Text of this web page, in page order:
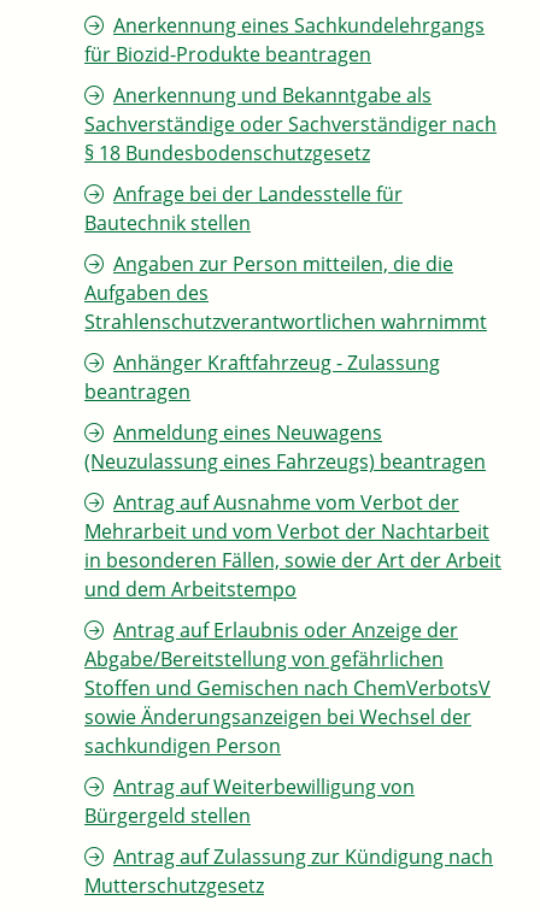
Anerkennung eines Sachkundelehrgangs
für Biozid-Produkte beantragen
Anerkennung und Bekanntgabe als
Sachverständige oder Sachverständiger nach
§ 18 Bundesbodenschutzgesetz
Anfrage bei der Landesstelle für
Bautechnik stellen
Angaben zur Person mitteilen, die die
Aufgaben des
Strahlenschutzverantwortlichen wahrnimmt
Anhänger Kraftfahrzeug - Zulassung
beantragen
Anmeldung eines Neuwagens
(Neuzulassung eines Fahrzeugs) beantragen
Antrag auf Ausnahme vom Verbot der
Mehrarbeit und vom Verbot der Nachtarbeit
in besonderen Fällen, sowie der Art der Arbeit
und dem Arbeitstempo
Antrag auf Erlaubnis oder Anzeige der
Abgabe/Bereitstellung von gefährlichen
Stoffen und Gemischen nach ChemVerbotsV
sowie Änderungsanzeigen bei Wechsel der
sachkundigen Person
Antrag auf Weiterbewilligung von
Bürgergeld stellen
Antrag auf Zulassung zur Kündigung nach
Mutterschutzgesetz